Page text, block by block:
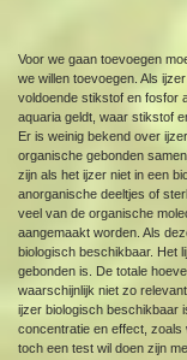
Voor we gaan toevoegen
we willen toevoegen. Als
voldoende stikstof en fosfor
aquaria geldt, waar stikstof
Er is weinig bekend over
organische gebonden
zijn als het ijzer niet in een
anorganische deeltjes of
veel van de organische
aangemaakt worden. Als
biologisch beschikbaar. Het
gebonden is. De totale
waarschijnlijk niet zo
ijzer biologisch beschikbaar
concentratie en effect, zoals
toch een test wil doen zijn